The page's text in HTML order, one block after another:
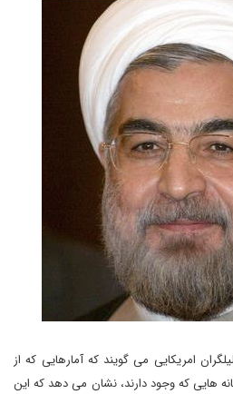
امریکایی می گویند که آمارهایی که از
هایی که وجود دارند، نشان می دهد که این